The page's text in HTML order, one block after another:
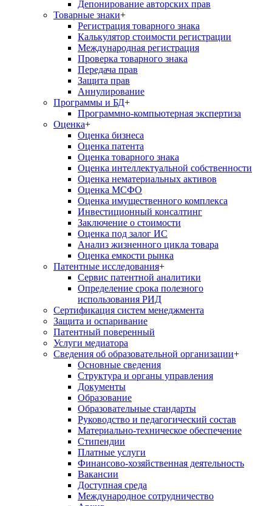
Депонирование авторских прав
Товарные знаки+
Регистрация товарного знака
Калькулятор стоимости регистрации
Международная регистрация
Проверка товарного знака
Передача прав
Защита прав
Аннулирование
Программы и БД+
Программно-компьютерная экспертиза
Оценка+
Оценка бизнеса
Оценка патента
Оценка товарного знака
Оценка интеллектуальной собственности
Оценка нематериальных активов
Оценка МСФО
Оценка имущественного комплекса
Инвестиционный консалтинг
Заключение о стоимости
Оценка под залог ИС
Анализ жизненного цикла товара
Оценка емкости рынка
Патентные исследования+
Сервис патентной аналитики
Определение срока полезного
использования РИД
Сертификация систем менеджмента
Защита и оспаривание
Патентный поверенный
Услуги медиатора
Сведения об образовательной организации+
Основные сведения
Структура и органы управления
Документы
Образование
Образовательные стандарты
Руководство и педагогический состав
Материально-техническое обеспечение
Стипендии
Платные услуги
Финансово-хозяйственная деятельность
Вакансии
Доступная среда
Международное сотрудничество